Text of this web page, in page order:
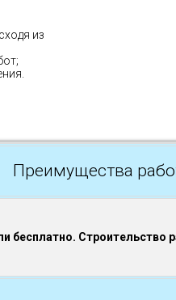
из
Преимущества
бесплатно. Строительство